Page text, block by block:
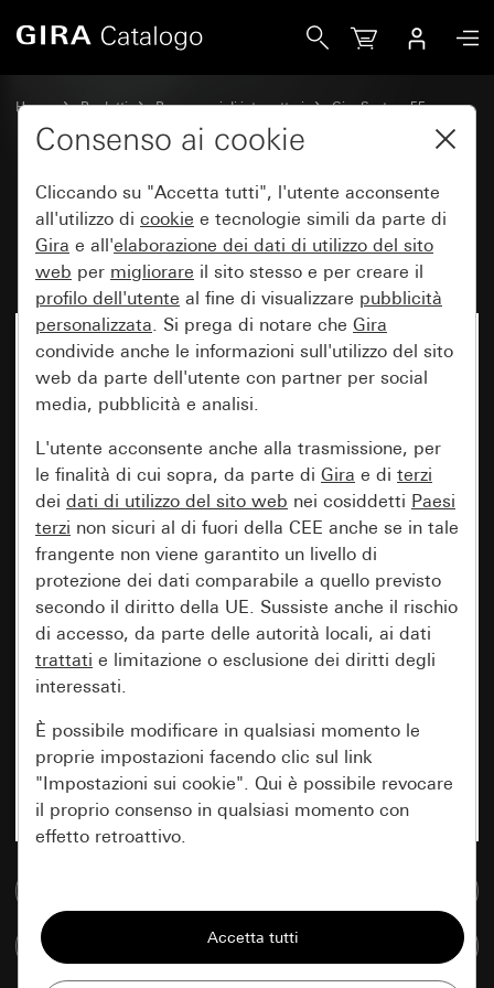
Home Prodotti Programmi di interruttori
Gira System 55
Comando a interruttore e a pulsante
Pannello di comando radio eNet
Memory System 55
Confronta articoli
Consenso ai cookie
Cliccando su "Accetta tutti", l'utente acconsente
all'utilizzo di cookie e tecnologie simili da parte di
Gira e all'elaborazione dei dati di utilizzo del sito
web per migliorare il sito stesso e per creare il
profilo dell'utente al fine di visualizzare pubblicità
personalizzata. Si prega di notare che Gira
condivide anche le informazioni sull'utilizzo del sito
web da parte dell'utente con partner per social
media, pubblicità e analisi.
L'utente acconsente anche alla trasmissione, per
le finalità di cui sopra, da parte di Gira e di terzi
dei dati di utilizzo del sito web nei cosiddetti Paesi
terzi non sicuri al di fuori della CEE anche se in tale
frangente non viene garantito un livello di
protezione dei dati comparabile a quello previsto
secondo il diritto della UE. Sussiste anche il rischio
di accesso, da parte delle autorità locali, ai dati
trattati e limitazione o esclusione dei diritti degli
interessati.
È possibile modificare in qualsiasi momento le
proprie impostazioni facendo clic sul link
"Impostazioni sui cookie". Qui è possibile revocare
il proprio consenso in qualsiasi momento con
effetto retroattivo.
Tutti i cookie necessari per poter mostrare la
pagina.